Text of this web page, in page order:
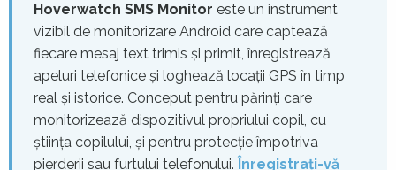
Hoverwatch SMS Monitor este un instrument
vizibil de monitorizare Android care captează
fiecare mesaj text trimis și primit, înregistrează
apeluri telefonice și loghează locații GPS în timp
real și istorice. Conceput pentru părinți care
monitorizează dispozitivul propriului copil, cu
știința copilului, și pentru protecție împotriva
pierderii sau furtului telefonului. Înregistrați-vă